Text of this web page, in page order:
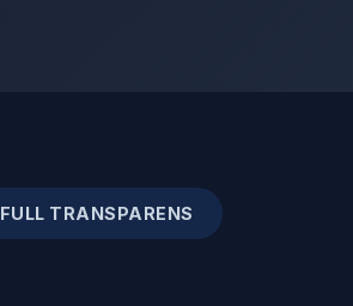
FULL TRANSPARENS